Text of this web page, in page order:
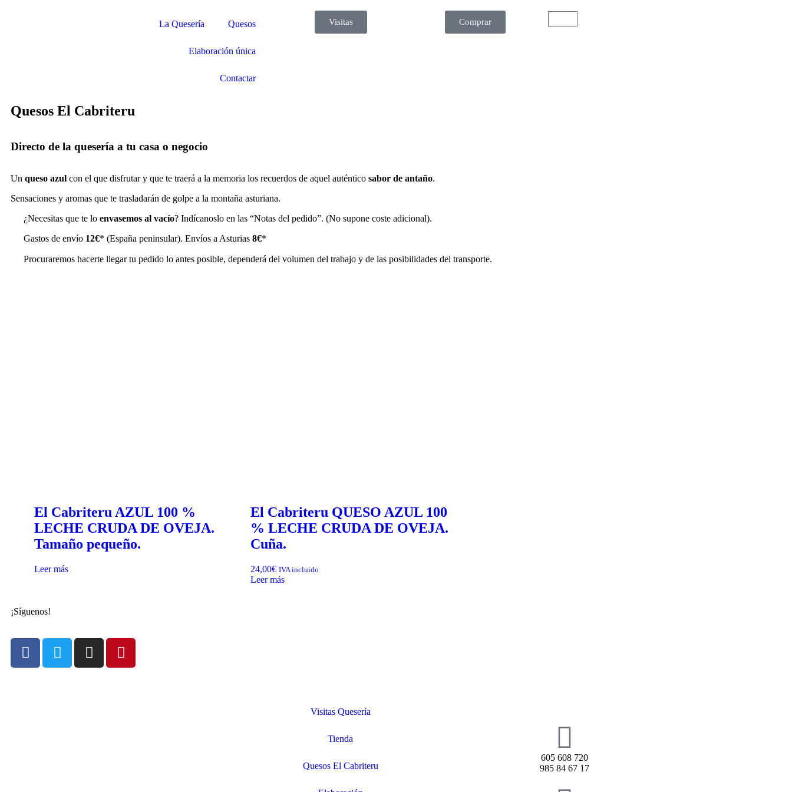
La Quesería Quesos
Elaboración única
Contactar
Visitas Comprar
Quesos El Cabriteru
Directo de la quesería a tu casa o negocio
Un queso azul con el que disfrutar y que te traerá a la memoria los recuerdos de aquel auténtico sabor de antaño.
Sensaciones y aromas que te trasladarán de golpe a la montaña asturiana.
¿Necesitas que te loenvasemos al vacío? Indícanoslo en las “Notas del pedido”. (No supone coste adicional).
Gastos de envío 12€* (España peninsular). Envíos a Asturias8€*
Procuraremos hacerte llegar tu pedido lo antes posible, dependerá del volumen del trabajo y de las posibilidades del transporte.
El Cabriteru AZUL 100 %
LECHE CRUDA DE OVEJA.
Tamaño pequeño.
Leer más
El Cabriteru QUESO AZUL 100
% LECHE CRUDA DE OVEJA.
Cuña.
24,00€ IVA incluido
Leer más
¡Síguenos!
Visitas Quesería
Tienda
Quesos El Cabriteru
605 608 720
985 84 67 17